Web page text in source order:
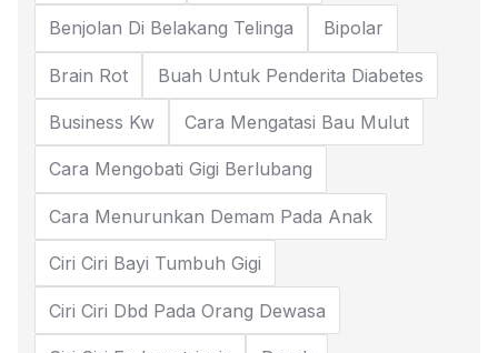
Benjolan Di Belakang Telinga Bipolar
Brain Rot Buah Untuk Penderita Diabetes
Business Kw Cara Mengatasi Bau Mulut
Cara Mengobati Gigi Berlubang
Cara Menurunkan Demam Pada Anak
Ciri Ciri Bayi Tumbuh Gigi
Ciri Ciri Dbd Pada Orang Dewasa